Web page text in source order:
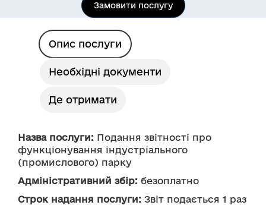
Замовити послугу
Опис послуги
Необхідні документи
Де отримати
Назва послуги: Подання звітності про
функціонування індустріального
(промислового) парку
Адміністративний збір: безоплатно
Строк надання послуги: Звіт подається 1 раз